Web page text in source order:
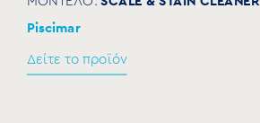
Piscimar
Δείτε το προϊόν